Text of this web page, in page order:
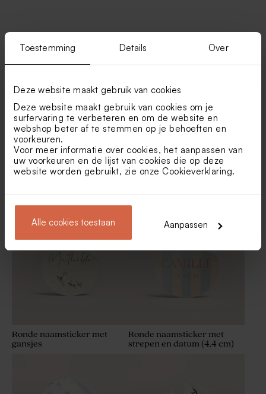
Toestemming Details Over
Deze website maakt gebruik van cookies
Deze website maakt gebruik van cookies om je
surfervaring te verbeteren en om de website en
webshop beter af te stemmen op je behoeften en
voorkeuren.
Voor meer informatie over cookies, het aanpassen van
uw voorkeuren en de lijst van cookies die op deze
website worden gebruikt, zie onze Cookieverklaring.
Alle cookies toestaan Aanpassen
Katoenen lint beige small
De Bock lentilles champagne
Dragees champagne De
Bock 1kg (± 240 stuks)
Tetra zakje ivoor met
broderie anglaise
Vind je misschien ook leuk
Ronde naamsticker met
gansjes
Ronde naamsticker met
strepen en datum (4,4 cm)